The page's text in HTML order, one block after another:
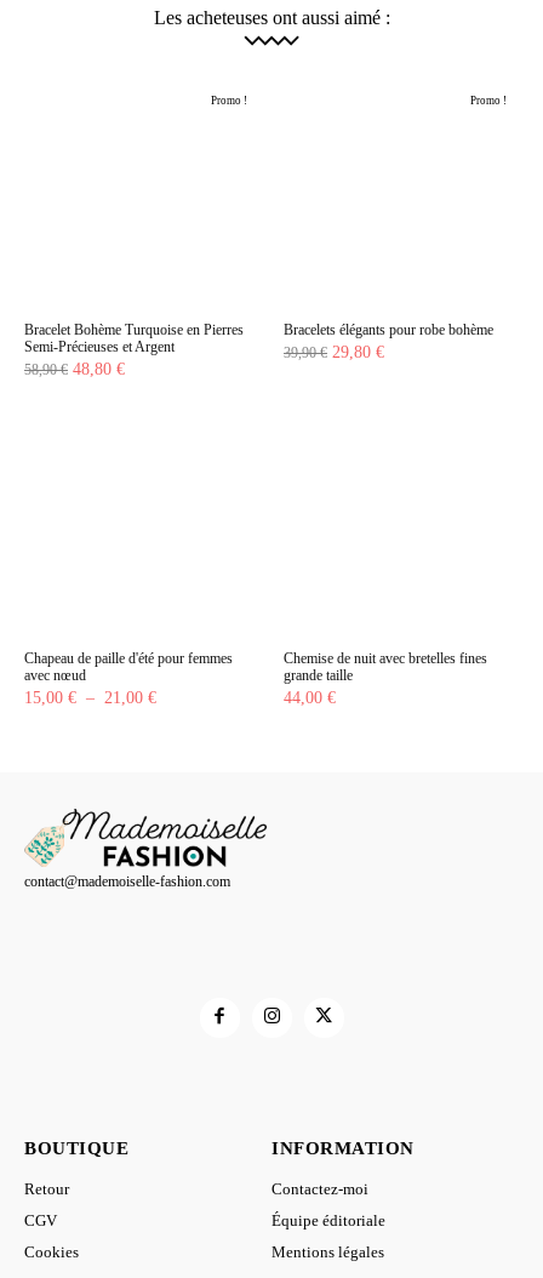
Les acheteuses ont aussi aimé :
Promo !
Bracelet Bohème Turquoise en Pierres
Semi-Précieuses et Argent
58,90€ Le
48,80 €Le
Promo !
Bracelets élégants pour robe bohème
39,90€ Le
29,80 €Le
Chapeau de paille d'été pour femmes
avec nœud
15,00 € – 21,00 €Plage
21,00 €
Chemise de nuit avec bretelles fines
grande taille
44,00 €
contact@mademoiselle-fashion.com
BOUTIQUE
Retour
CGV
Cookies
INFORMATION
Contactez-moi
Équipe éditoriale
Mentions légales